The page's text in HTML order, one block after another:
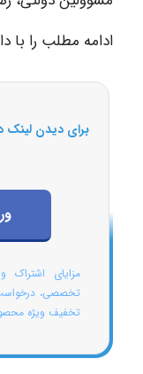
ادامه مطلب را با
برای دیدن لینک
مزایای اشتراک
تخصصی، درخواست
تخفیف ویژه